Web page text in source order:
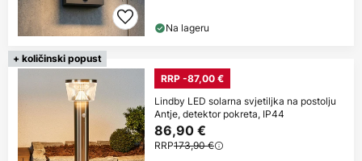
Na lageru
+ količinski popust
RRP -87,00 €
Lindby LED solarna svjetiljka na postolju
Antje, detektor pokreta, IP44
86,90 €
RRP173,90 €